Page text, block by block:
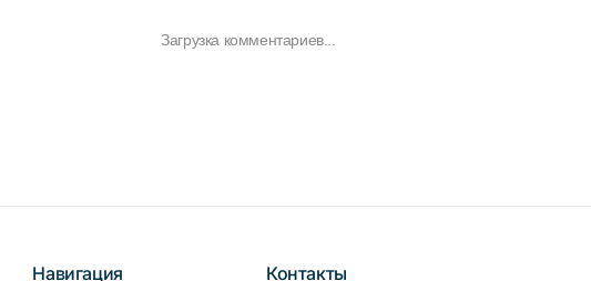
Загрузка комментариев...
Навигация Контакты